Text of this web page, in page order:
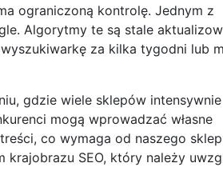
ograniczoną kontrolę. Jednym z
Algorytmy te są stale
za kilka tygodni lub
gdzie wiele sklepów intensywnie
mogą wprowadzać własne
co wymaga od naszego
krajobrazu SEO, który należy